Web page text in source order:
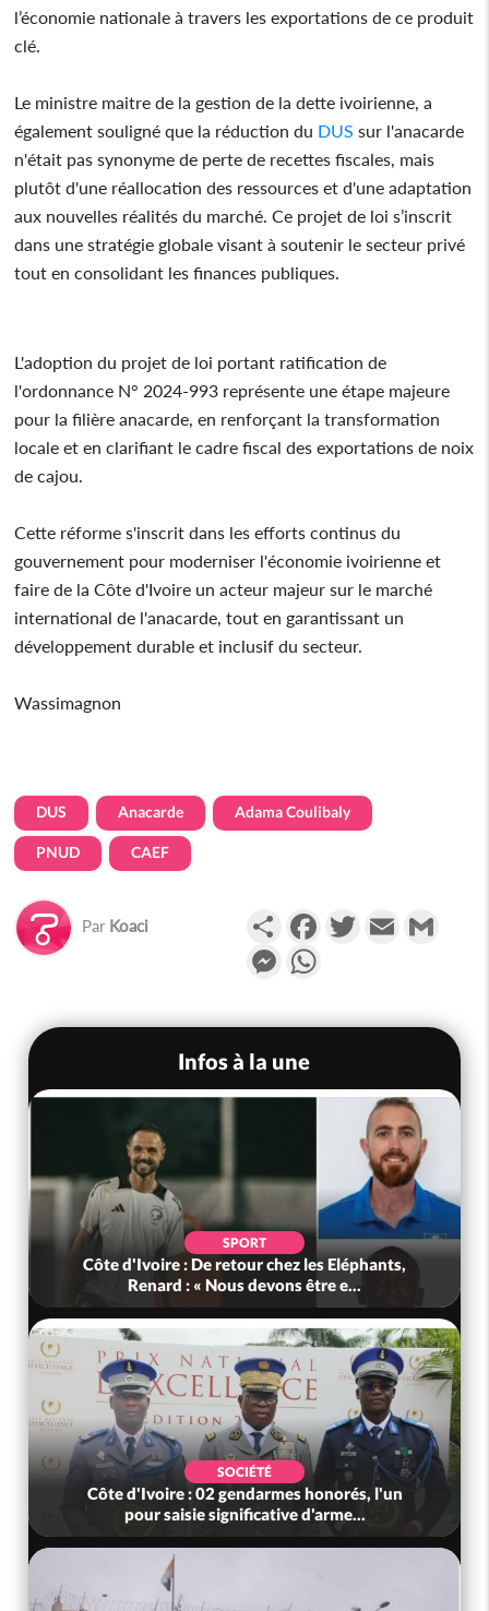
l’économie nationale à travers les exportations de ce produit
clé.
Le ministre maitre de la gestion de la dette ivoirienne, a
également souligné que la réduction du DUS sur l'anacarde
n'était pas synonyme de perte de recettes fiscales, mais
plutôt d'une réallocation des ressources et d'une adaptation
aux nouvelles réalités du marché. Ce projet de loi s’inscrit
dans une stratégie globale visant à soutenir le secteur privé
tout en consolidant les finances publiques.
L'adoption du projet de loi portant ratification de
l'ordonnance N° 2024-993 représente une étape majeure
pour la filière anacarde, en renforçant la transformation
locale et en clarifiant le cadre fiscal des exportations de noix
de cajou.
Cette réforme s'inscrit dans les efforts continus du
gouvernement pour moderniser l'économie ivoirienne et
faire de la Côte d'Ivoire un acteur majeur sur le marché
international de l'anacarde, tout en garantissant un
développement durable et inclusif du secteur.
Wassimagnon
DUS Anacarde Adama Coulibaly
PNUD CAEF
Par Koaci PartagerFacebookTwitterEmail
Messenger
Infos à la une
SPORT
Côte d'Ivoire : De retour chez les Eléphants,
Renard : « Nous devons être e...
SOCIÉTÉ
Côte d'Ivoire : 02 gendarmes honorés, l'un
pour saisie significative d'arme...